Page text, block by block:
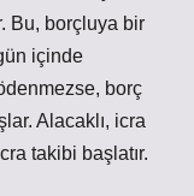
Bu, borçluya bir
içinde
borç
Alacaklı, icra
takibi başlatır.